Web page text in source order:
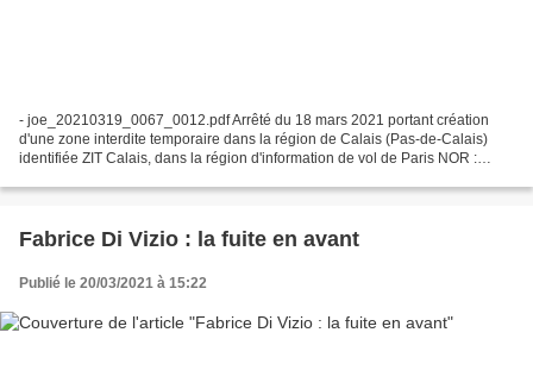
- joe_20210319_0067_0012.pdf Arrêté du 18 mars 2021 portant création
d'une zone interdite temporaire dans la région de Calais (Pas-de-Calais)
identifiée ZIT Calais, dans la région d'information de vol de Paris NOR :
https://www.legifrance.gouv.fr/eli/arrete/2021/3/18/ARML2108675A/jo/texte...
Fabrice Di Vizio : la fuite en avant
Publié le 20/03/2021 à 15:22